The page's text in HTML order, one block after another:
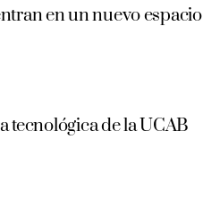
en un nuevo espacio
tecnológica de la UCAB